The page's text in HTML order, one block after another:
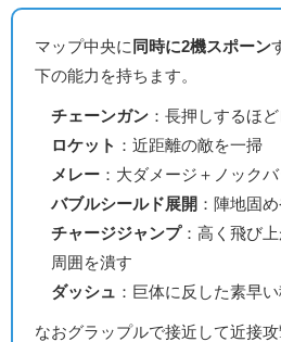
マップ中央に 同時に2機スポーン
下の能力を持ちます。
チェーンガン ：長押しするほ
ロケット ：近距離の敵を一掃
メレー ：大ダメージ＋ノックバ
バブルシールド展開 ：陣地固
チャージジャンプ：高く飛び
周囲を潰す
ダッシュ
：巨体に反した素早
なおグラップルで接近して近接